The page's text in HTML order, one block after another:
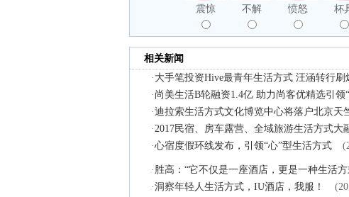
震惊 不解 愤怒 杯
相关新闻
· 大手笔投资Hive最青年生活方式 汪涵转行刷
· 尚美生活B轮融资1.4亿 助力尚客优精选引领
·迪拉索生活方式文化博览中心将落户北京天
·2017民宿、房车露营、全域旅游生活方式大
·心宿度假环线发布，引领“心”型生活方式
· 胜高：“它不仅是一座酒店，更是一种生活方
·洞察年轻人生活方式，IU酒店，我服！